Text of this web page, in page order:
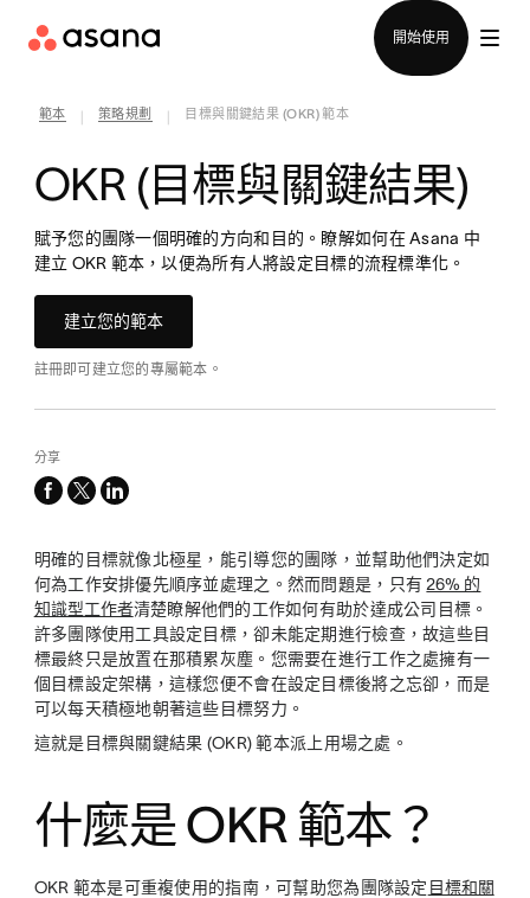
開始使用
範本 策略規劃 目標與關鍵結果 (OKR) 範本
OKR (目標與關鍵結果)
賦予您的團隊一個明確的方向和目的。瞭解如何在 Asana 中
建立 OKR 範本，以便為所有人將設定目標的流程標準化。
建立您的範本
註冊即可建立您的專屬範本。
分享
facebook
x-
linkedin
明確的目標就像北極星，能引導您的團隊，並幫助他們決定如
何為工作安排優先順序並處理之。然而問題是，只有 26% 的
知識型工作者清楚瞭解他們的工作如何有助於達成公司目標。
許多團隊使用工具設定目標，卻未能定期進行檢查，故這些目
標最終只是放置在那積累灰塵。您需要在進行工作之處擁有一
個目標設定架構，這樣您便不會在設定目標後將之忘卻，而是
可以每天積極地朝著這些目標努力。
這就是目標與關鍵結果 (OKR) 範本派上用場之處。
什麼是 OKR 範本？
OKR 範本是可重複使用的指南，可幫助您為團隊設定 目標和關